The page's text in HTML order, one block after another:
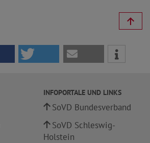
INFOPORTALE UND LINKS
SoVD Bundesverband
SoVD Schleswig-
Holstein